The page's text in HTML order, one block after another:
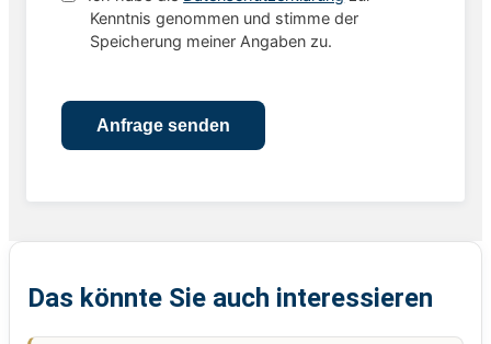
Kenntnis genommen und stimme der
Speicherung meiner Angaben zu.
Das könnte Sie auch interessieren